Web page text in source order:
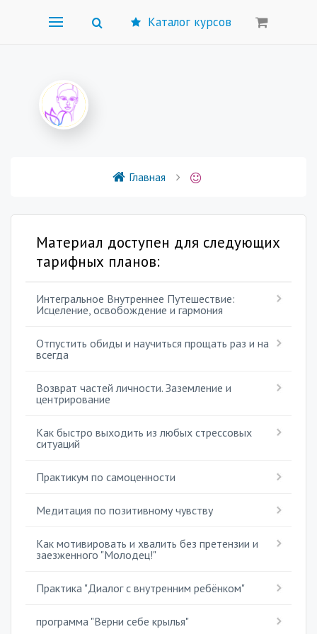
Каталог курсов
Главная
Материал доступен для следующих
тарифных планов:
Интегральное Внутреннее Путешествие:
Исцеление, освобождение и гармония
Отпустить обиды и научиться прощать раз и на
всегда
Возврат частей личности. Заземление и
центрирование
Как быстро выходить из любых стрессовых
ситуаций
Практикум по самоценности
Медитация по позитивному чувству
Как мотивировать и хвалить без претензии и
заезженного "Молодец!"
Практика "Диалог с внутренним ребёнком"
программа "Верни себе крылья"